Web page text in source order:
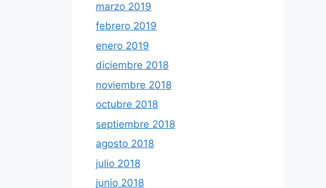
marzo 2019
febrero 2019
enero 2019
diciembre 2018
noviembre 2018
octubre 2018
septiembre 2018
agosto 2018
julio 2018
junio 2018